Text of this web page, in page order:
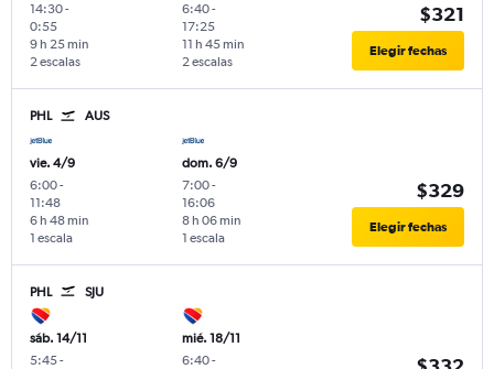
14:30-
0:55
2 escalas
9 h 25 min
6:40-
17:25
2 escalas
11 h 45 min
$321
Elegir fechas
PHL AUS
vie. 4/9
6:00-
11:48
1 escala
6 h 48 min
dom. 6/9
7:00-
16:06
1 escala
8 h 06 min
$329
Elegir fechas
PHL SJU
sáb. 14/11
5:45-
mié. 18/11
6:40-
$332